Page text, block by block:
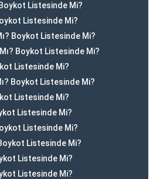
Listesinde Mi?
Listesinde Mi?
Boykot Listesinde Mi?
Boykot Listesinde Mi?
Listesinde Mi?
Boykot Listesinde Mi?
Listesinde Mi?
Listesinde Mi?
Listesinde Mi?
Listesinde Mi?
Listesinde Mi?
Listesinde Mi?